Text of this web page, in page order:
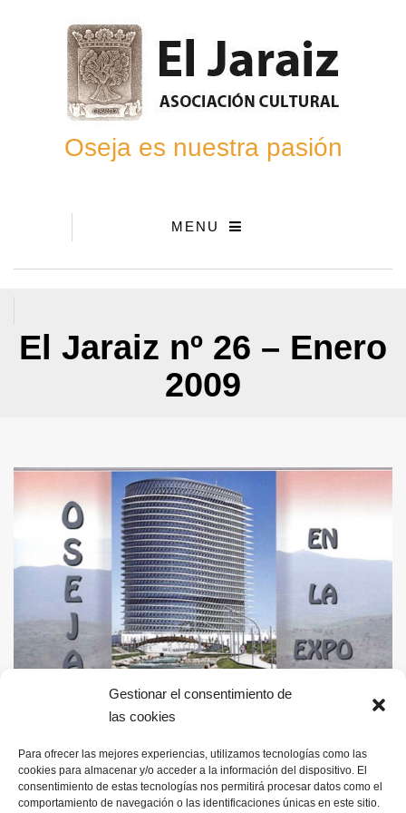
Gestionar el consentimiento de
las cookies
Para ofrecer las mejores experiencias, utilizamos tecnologías como las
cookies para almacenar y/o acceder a la información del dispositivo. El
consentimiento de estas tecnologías nos permitirá procesar datos como el
comportamiento de navegación o las identificaciones únicas en este sitio.
Oseja es nuestra pasión
MENU
El Jaraiz nº 26 – Enero
2009